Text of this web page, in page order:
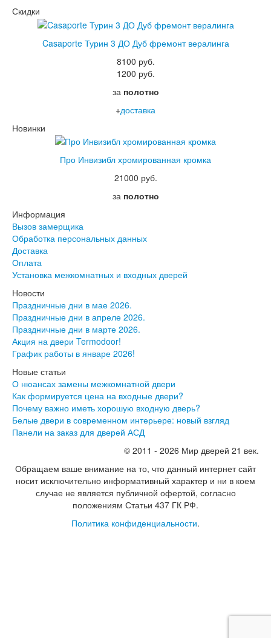
Скидки
Casaporte Турин 3 ДО Дуб фремонт вералинга
8100 руб.
1200 руб.
за полотно
+доставка
Новинки
Про Инвизибл хромированная кромка
21000 руб.
за полотно
Информация
Вызов замерщика
Обработка персональных данных
Доставка
Оплата
Установка межкомнатных и входных дверей
Новости
Праздничные дни в мае 2026.
Праздничные дни в апреле 2026.
Праздничные дни в марте 2026.
Акция на двери Termodoor!
График работы в январе 2026!
Новые статьи
О нюансах замены межкомнатной двери
Как формируется цена на входные двери?
Почему важно иметь хорошую входную дверь?
Белые двери в современном интерьере: новый взгляд
Панели на заказ для дверей АСД
© 2011 - 2026 Мир дверей 21 век.
Обращаем ваше внимание на то, что данный интернет сайт
носит исключительно информативный характер и ни в коем
случае не является публичной офертой, согласно
положениям Статьи 437 ГК РФ.
Политика конфиденциальности.